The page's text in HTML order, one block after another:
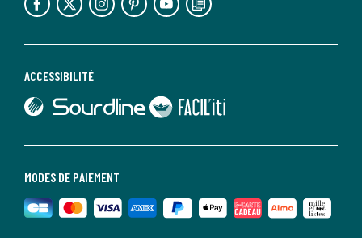
MODES DE PAIEMENT
ACCESSIBILITÉ
lien vers Sourdline
lien vers Faciliti